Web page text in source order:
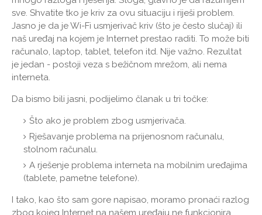
sve. Shvatite tko je kriv za ovu situaciju i riješi problem.
Jasno je da je Wi-Fi usmjerivač kriv (što je često slučaj) ili
naš uređaj na kojem je Internet prestao raditi. To može biti
računalo, laptop, tablet, telefon itd. Nije važno. Rezultat
je jedan - postoji veza s bežičnom mrežom, ali nema
interneta.
Da bismo bili jasni, podijelimo članak u tri točke:
Što ako je problem zbog usmjerivača.
Rješavanje problema na prijenosnom računalu,
stolnom računalu.
A rješenje problema interneta na mobilnim uređajima
(tablete, pametne telefone).
I tako, kao što sam gore napisao, moramo pronaći razlog
zbog kojeg Internet na našem uređaju ne funkcionira.